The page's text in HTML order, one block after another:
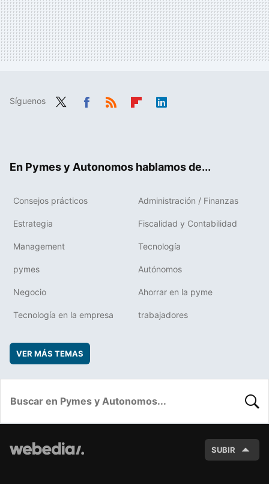
Síguenos
En Pymes y Autonomos hablamos de...
Consejos prácticos Administración / Finanzas
Estrategia Fiscalidad y Contabilidad
Management Tecnología
pymes Autónomos
Negocio Ahorrar en la pyme
Tecnología en la empresa trabajadores
VER MÁS TEMAS
SUBIR